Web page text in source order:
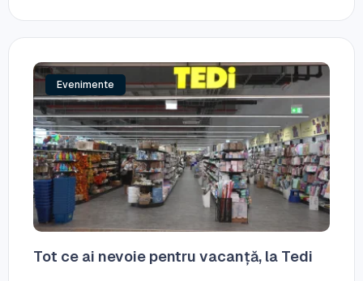
Evenimente
Tot ce ai nevoie pentru vacanță, la Tedi